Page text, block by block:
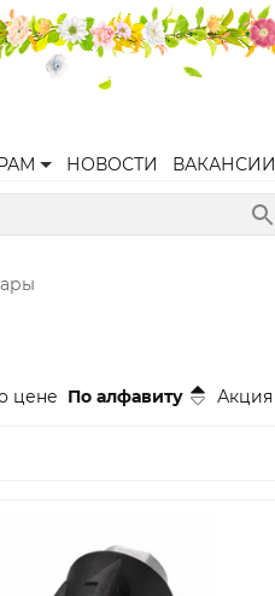
НОВОСТИ ВАКАНСИИ
цене По алфавиту Акция